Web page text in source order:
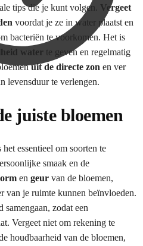
tips die je kunt volgen. Vergeet
voordat je ze in water plaatst en
bacteriën te voorkomen. Het is
water te geven en regelmatig
uit de directe zon en ver
levensduur te verlengen.
juiste bloemen
essentieel om soorten te
smaak en de
en geur van de bloemen,
van je ruimte kunnen beïnvloeden.
zodat een
Vergeet niet om rekening te
houdbaarheid van de bloemen,